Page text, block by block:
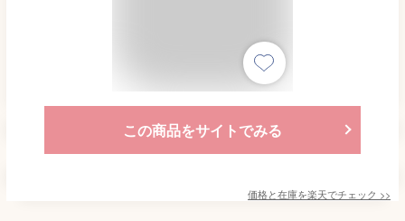
この商品をサイトでみる
価格と在庫を楽天でチェック >>